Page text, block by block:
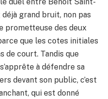
grand bruit, non pas
prometteuse des deux
que les cotes initiales
de court. Tandis que
à défendre sa
devant son public, c’est
qui est donné